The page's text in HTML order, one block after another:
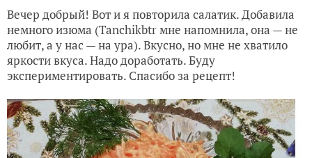
Вечер добрый! Вот и я повторила салатик. Добавила
немного изюма (Tanchikbtr мне напомнила, она — не
любит, а у нас — на ура). Вкусно, но мне не хватило
яркости вкуса. Надо доработать. Буду
экспериментировать. Спасибо за рецепт!